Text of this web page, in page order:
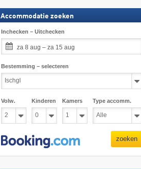
Accommodatie zoeken
Inchecken – Uitchecken
za 8 aug – za 15 aug
Bestemming – selecteren
Volw. Kinderen Kamers Type accomm.
zoeken